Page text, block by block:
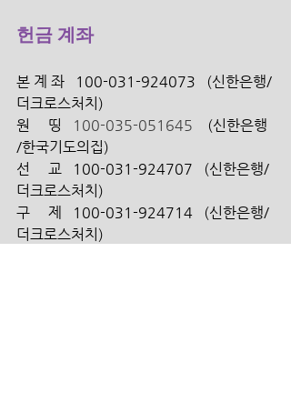
헌금 계좌
본 계 좌   100-031-924073   (신한은행/
더크로스처치)
원     띵
100-035-051645
   (신한은행
/한국기도의집)
선     교   100-031-924707   (신한은행/
더크로스처치)
구     제   100-031-924714   (신한은행/
더크로스처치)